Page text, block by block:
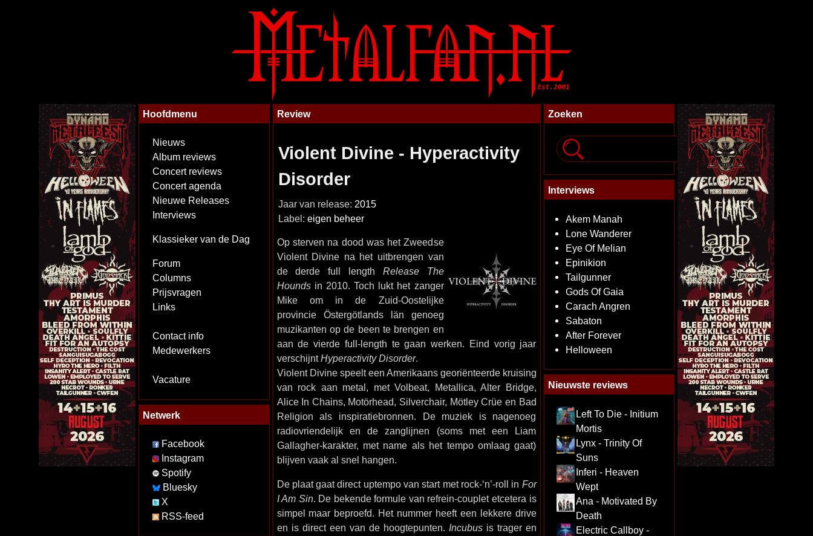
Hoofdmenu
Nieuws
Album reviews
Concert reviews
Concert agenda
Nieuwe Releases
Interviews
Klassieker van de Dag
Forum
Columns
Prijsvragen
Links
Contact info
Medewerkers
Vacature
Netwerk
Facebook
Instagram
Spotify
Bluesky
X
RSS-feed
Review
Violent Divine - Hyperactivity
Disorder
Jaar van release: 2015
Label: eigen beheer
Op sterven na dood was het Zweedse
Violent Divine na het uitbrengen van
de derde full length Release The
Houndsin 2010. Toch lukt het zanger
Mike om in de Zuid-Oostelijke
provincie Östergötlands län genoeg
muzikanten op de been te brengen en
aan de vierde full-length te gaan werken. Eind vorig jaar
verschijntHyperactivity Disorder.
Violent Divine speelt een Amerikaans georiënteerde kruising
van rock aan metal, met Volbeat, Metallica, Alter Bridge,
Alice In Chains, Motörhead, Silverchair, Mötley Crüe en Bad
Religion als inspiratiebronnen. De muziek is nagenoeg
radiovriendelijk en de zanglijnen (soms met een Liam
Gallagher-karakter, met name als het tempo omlaag gaat)
blijven vaak al snel hangen.
De plaat gaat direct uptempo van start met rock-‘n’-roll in For
I Am Sin. De bekende formule van refrein-couplet etcetera is
simpel maar beproefd. Het nummer heeft een lekkere drive
en is direct een van de hoogtepunten. Incubusis trager en
Zoeken
Interviews
Akem Manah
Lone Wanderer
Eye Of Melian
Epinikion
Tailgunner
Gods Of Gaia
Carach Angren
Sabaton
After Forever
Helloween
Nieuwste reviews
Left To Die - Initium
Mortis
Lynx - Trinity Of
Suns
Inferi - Heaven
Wept
Ana - Motivated By
Death
Electric Callboy -